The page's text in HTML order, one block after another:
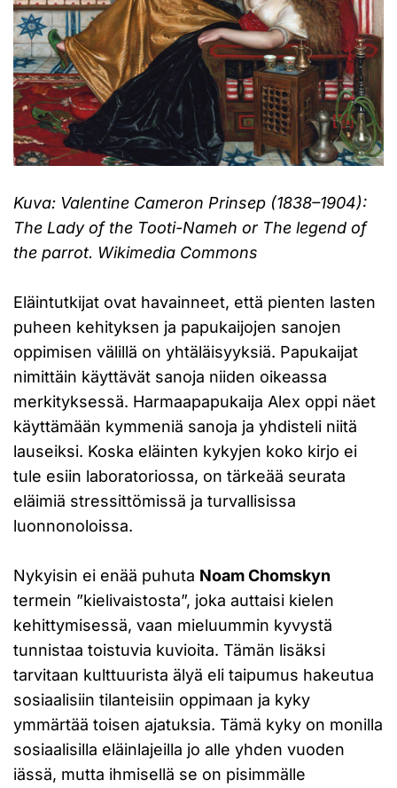
Kuva: Valentine Cameron Prinsep (1838–1904):
The Lady of the Tooti-Nameh or The legend of
the parrot. Wikimedia Commons
Eläintutkijat ovat havainneet, että pienten lasten
puheen kehityksen ja papukaijojen sanojen
oppimisen välillä on yhtäläisyyksiä. Papukaijat
nimittäin käyttävät sanoja niiden oikeassa
merkityksessä. Harmaapapukaija Alex oppi näet
käyttämään kymmeniä sanoja ja yhdisteli niitä
lauseiksi. Koska eläinten kykyjen koko kirjo ei
tule esiin laboratoriossa, on tärkeää seurata
eläimiä stressittömissä ja turvallisissa
luonnonoloissa.
Nykyisin ei enää puhuta Noam Chomskyn
termein ”kielivaistosta”, joka auttaisi kielen
kehittymisessä, vaan mieluummin kyvystä
tunnistaa toistuvia kuvioita. Tämän lisäksi
tarvitaan kulttuurista älyä eli taipumus hakeutua
sosiaalisiin tilanteisiin oppimaan ja kyky
ymmärtää toisen ajatuksia. Tämä kyky on monilla
sosiaalisilla eläinlajeilla jo alle yhden vuoden
iässä, mutta ihmisellä se on pisimmälle